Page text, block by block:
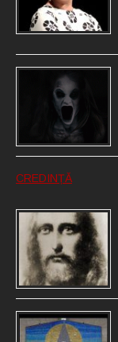
CREDINȚĂ